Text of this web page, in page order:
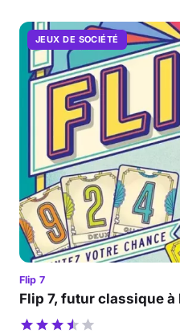
JEUX DE SOCIÉTÉ
Flip 7
Flip 7, futur classique à